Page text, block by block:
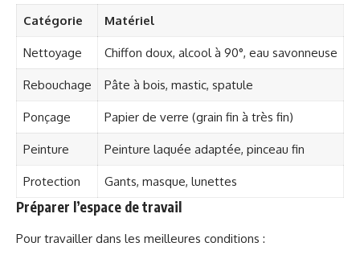
Catégorie Matériel
Nettoyage Chiffon doux, alcool à 90°, eau savonneuse
Rebouchage Pâte à bois, mastic, spatule
Ponçage Papier de verre (grain fin à très fin)
Peinture Peinture laquée adaptée, pinceau fin
Protection Gants, masque, lunettes
Préparer l’espace de travail
Pour travailler dans les meilleures conditions :